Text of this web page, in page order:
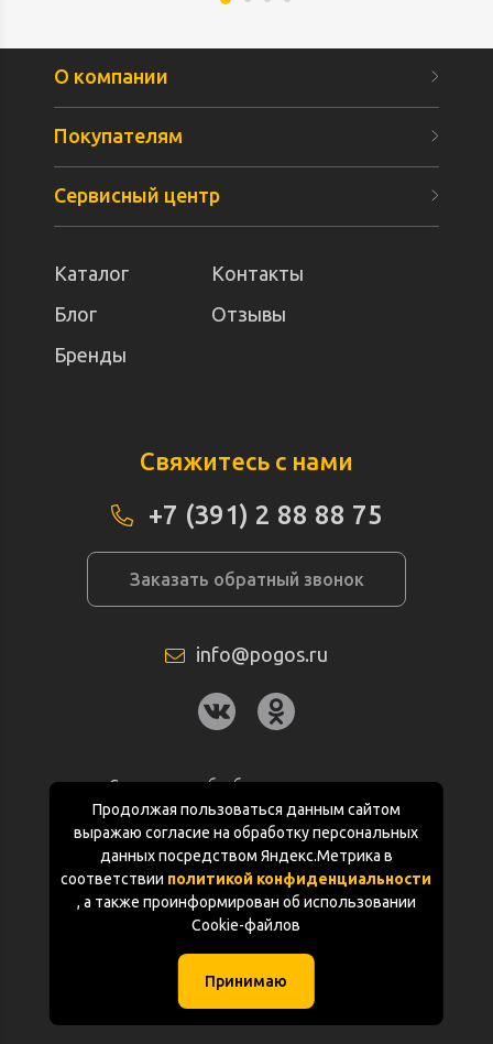
Продолжая пользоваться данным сайтом
выражаю согласие на обработку персональных
данных посредством Яндекс.Метрика в
соответствии политикой конфиденциальности
, а также проинформирован об использовании
Cookie-файлов
Принимаю
О компании
Покупателям
Сервисный центр
Каталог
Контакты
Блог
Отзывы
Бренды
Свяжитесь с нами
+7 (391) 2 88 88 75
Заказать обратный звонок
info@pogos.ru
Согласие на обработку персональных
данных
Политика конфиденциальности
Документация
(с) «POGOS.ru» 2010-2026 (ИП Чивчян М.Р.)